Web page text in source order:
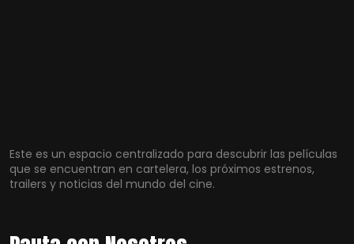
Este es un espacio centralizado para descubrir las películas
que se encuentran en cartelera, los próximos estrenos,
trailers y noticias del mundo del cine.